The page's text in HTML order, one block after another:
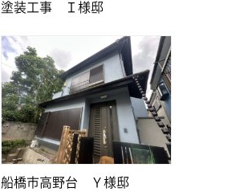
塗装工事 Ｉ様邸
船橋市高野台 Ｙ様邸